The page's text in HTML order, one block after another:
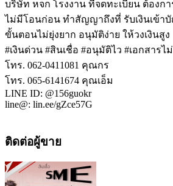
บริษัท หจก โรงงาน ที่จดทะเบียน ต้องกา
ไม่มีโอนก่อน ทำสัญญาถึงที่ รับเงินเข้า
ขั้นตอนไม่ยุ่งยาก อนุมัติง่าย ให้วงเงินสูง
#เงินด่วน #สินเชื่อ #อนุมัติไว #เอกสารไ
โทร. 062-0411081 คุณกร
โทร. 065-6141674 คุณเอ็ม
LINE ID: @156guokr
line@: lin.ee/gZce57G
ติดต่อผู้ขาย